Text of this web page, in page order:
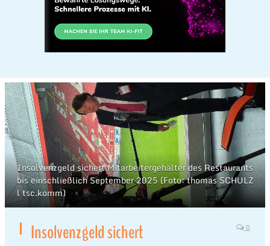
Insolvenzgeld sichert Mitarbeitergehälter des Restaurants
bis einschließlich September 2025 (Foto: thomas SCHULZ
l tsc.komm)
Insolvenzgeld sichert
0